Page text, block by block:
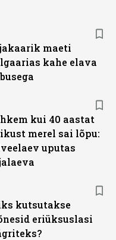
maeti
kahe elava
kui 40 aastat
merel sai lõpu:
uputas
kutsutakse
eriüksuslasi